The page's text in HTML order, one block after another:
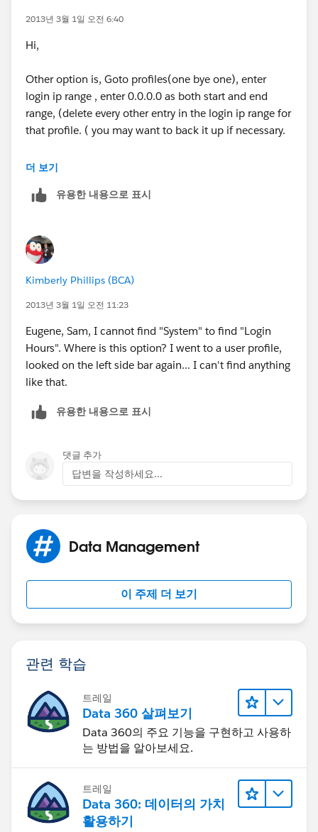
2013년 3월 1일 오전 6:40
Hi,
Other option is, Goto profiles(one bye one), enter
login ip range , enter 0.0.0.0 as both start and end
range, (delete every other entry in the login ip range for
that profile. ( you may want to back it up if necessary.
after ur work is done, you may put them back.
You can use data loader to extract all existing ip
pls make sure system administrator profile is not
restricted.
더 보기
유용한 내용으로 표시
Kimberly Phillips (BCA)
2013년 3월 1일 오전 11:23
Eugene, Sam, I cannot find "System" to find "Login
Hours". Where is this option? I went to a user profile,
looked on the left side bar again... I can't find anything
like that.
유용한 내용으로 표시
댓글 추가
답변을 작성하세요...
Data Management
이 주제 더 보기
관련 학습
트레일
Data 360 살펴보기
Data 360의 주요 기능을 구현하고 사용하
는 방법을 알아보세요.
트레일
Data 360: 데이터의 가치
활용하기